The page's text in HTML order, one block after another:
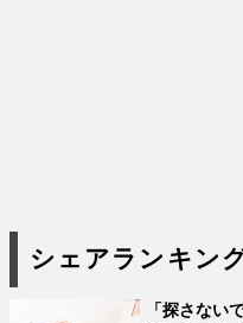
シェアランキン
「探さない